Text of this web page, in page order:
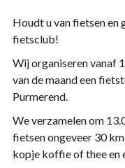
Houdt u van fietsen en
fietsclub!
Wij organiseren vanaf
van de maand een
Purmerend.
We verzamelen om
fietsen ongeveer 30
kopje koffie of thee en